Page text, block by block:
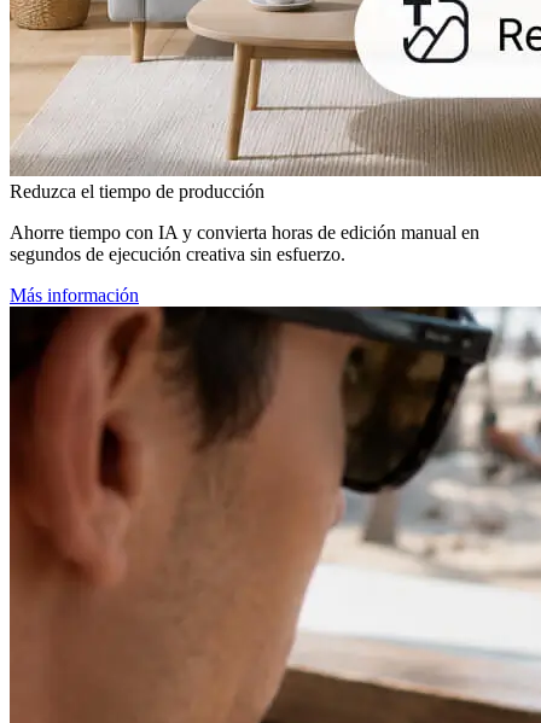
Reduzca el tiempo de producción
Ahorre tiempo con IA y convierta horas de edición manual en
segundos de ejecución creativa sin esfuerzo.
Más información